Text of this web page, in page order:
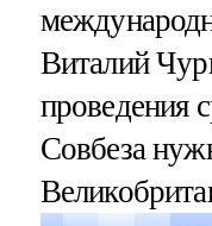
Виталий
проведения
Совбеза